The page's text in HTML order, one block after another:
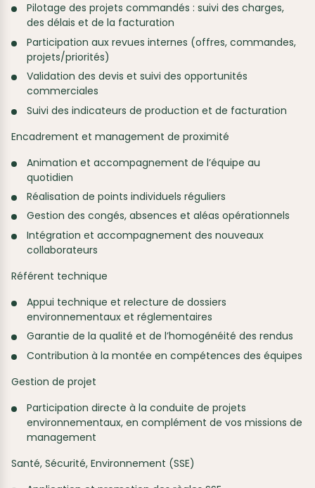
Pilotage des projets commandés : suivi des charges,
des délais et de la facturation
Participation aux revues internes (offres, commandes,
projets/priorités)
Validation des devis et suivi des opportunités
commerciales
Suivi des indicateurs de production et de facturation
Encadrement et management de proximité
Animation et accompagnement de l’équipe au
quotidien
Réalisation de points individuels réguliers
Gestion des congés, absences et aléas opérationnels
Intégration et accompagnement des nouveaux
collaborateurs
Référent technique
Appui technique et relecture de dossiers
environnementaux et réglementaires
Garantie de la qualité et de l’homogénéité des rendus
Contribution à la montée en compétences des équipes
Gestion de projet
Participation directe à la conduite de projets
environnementaux, en complément de vos missions de
management
Santé, Sécurité, Environnement (SSE)